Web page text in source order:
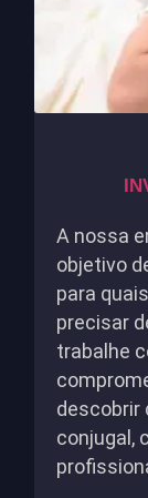
A nossa
objetivo
para
precisar
trabalhe
descobrir
conjugal,